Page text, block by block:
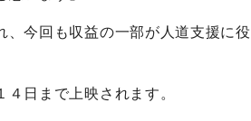
今回も収益の一部が人道支援に役
日まで上映されます。